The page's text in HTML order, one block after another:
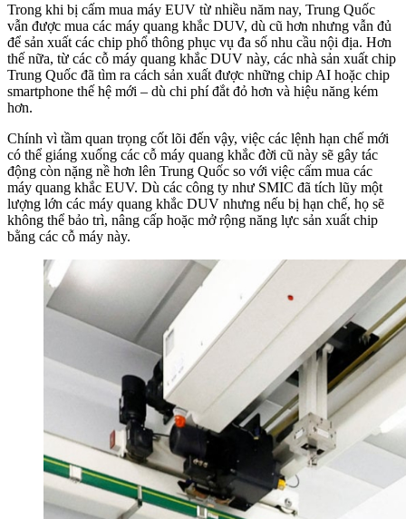
Trong khi bị cấm mua máy EUV từ nhiều năm nay, Trung Quốc
vẫn được mua các máy quang khắc DUV, dù cũ hơn nhưng vẫn đủ
để sản xuất các chip phổ thông phục vụ đa số nhu cầu nội địa. Hơn
thế nữa, từ các cỗ máy quang khắc DUV này, các nhà sản xuất chip
Trung Quốc đã tìm ra cách sản xuất được những chip AI hoặc chip
smartphone thế hệ mới – dù chi phí đắt đỏ hơn và hiệu năng kém
hơn.
Chính vì tầm quan trọng cốt lõi đến vậy, việc các lệnh hạn chế mới
có thể giáng xuống các cỗ máy quang khắc đời cũ này sẽ gây tác
động còn nặng nề hơn lên Trung Quốc so với việc cấm mua các
máy quang khắc EUV. Dù các công ty như SMIC đã tích lũy một
lượng lớn các máy quang khắc DUV nhưng nếu bị hạn chế, họ sẽ
không thể bảo trì, nâng cấp hoặc mở rộng năng lực sản xuất chip
bằng các cỗ máy này.